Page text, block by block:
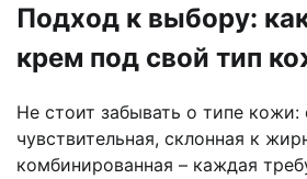
Подход к выбору:
крем под свой тип
Не стоит забывать о типе кожи:
чувствительная, склонная к
комбинированная – каждая